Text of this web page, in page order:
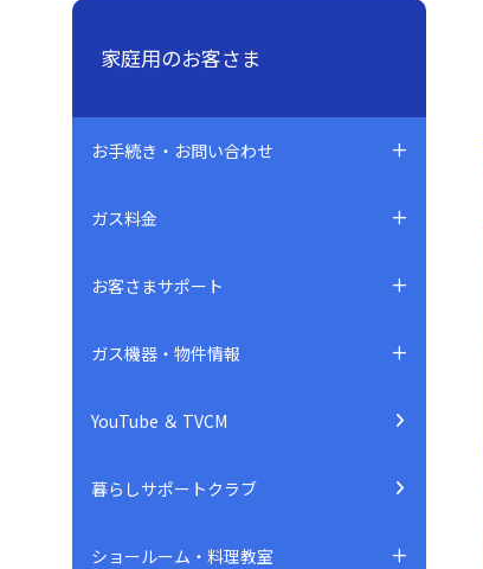
家庭用のお客さま
お手続き・お問い合わせ
ガス料金
お客さまサポート
ガス機器・物件情報
YouTube ＆ TVCM
暮らしサポートクラブ
ショールーム・料理教室